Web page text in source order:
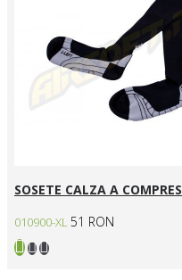
SOSETE CALZA A
010900-XL51 RON